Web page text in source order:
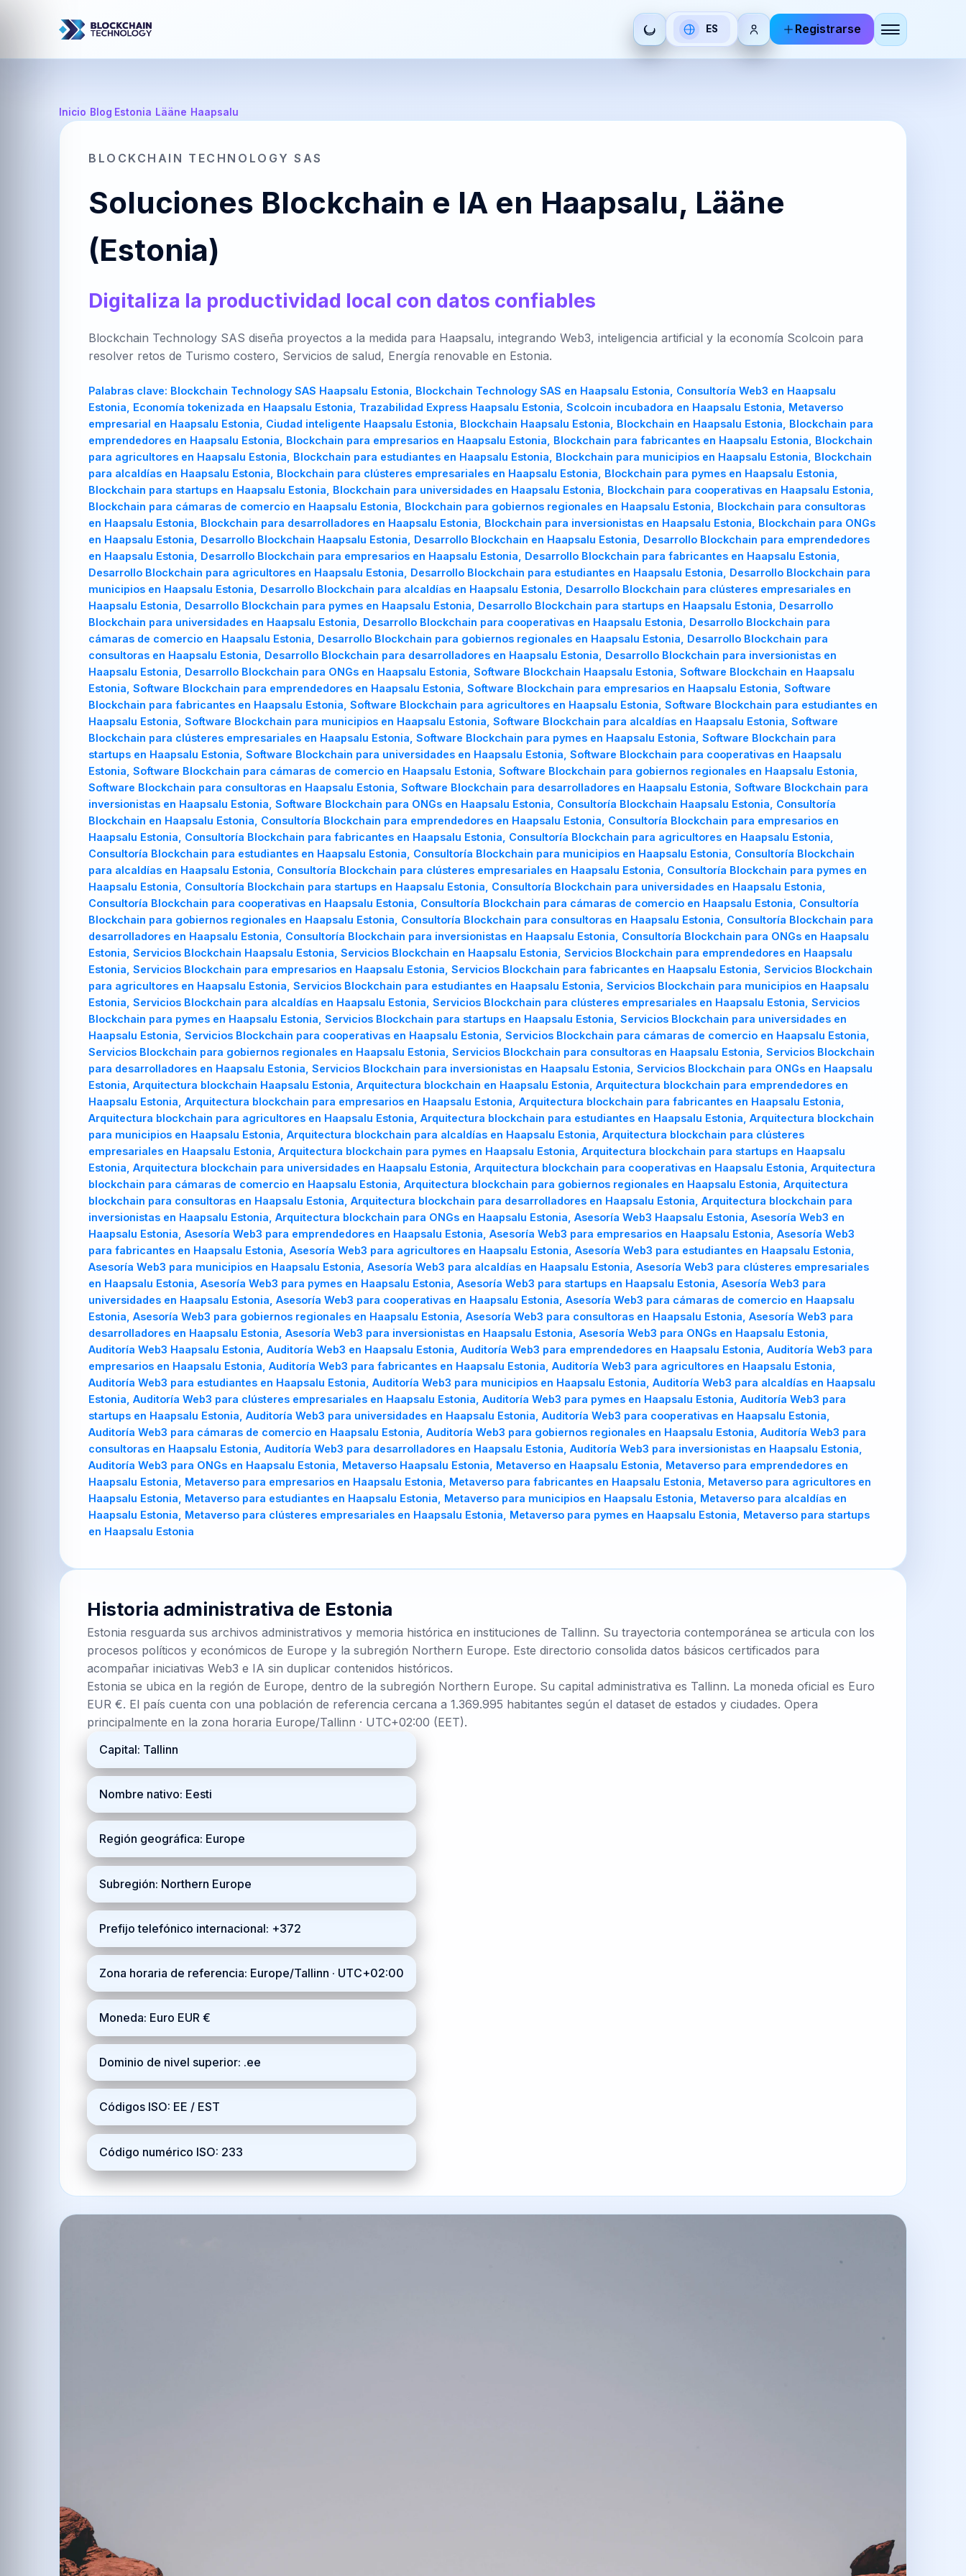
Seleccionar
idioma
ES
Español English Français हिन्दी Deutsch Русский
中文 日本語
PT
Português العربية
BR
Brezhoneg
KO
BR
Português
Hrvatski
TR
Türkçe
UK
Українська
PL
Polski
Registrarse
Inicio Blog Estonia Lääne Haapsalu
BLOCKCHAIN TECHNOLOGY SAS
Soluciones Blockchain e IA en Haapsalu, Lääne
(Estonia)
Digitaliza la productividad local con datos confiables
Blockchain Technology SAS diseña proyectos a la medida para Haapsalu, integrando Web3, inteligencia artificial y la economía Scolcoin para
resolver retos de Turismo costero, Servicios de salud, Energía renovable en Estonia.
Palabras clave: Blockchain Technology SAS Haapsalu Estonia, Blockchain Technology SAS en Haapsalu Estonia, Consultoría Web3 en Haapsalu
Estonia, Economía tokenizada en Haapsalu Estonia, Trazabilidad Express Haapsalu Estonia, Scolcoin incubadora en Haapsalu Estonia, Metaverso
empresarial en Haapsalu Estonia, Ciudad inteligente Haapsalu Estonia, Blockchain Haapsalu Estonia, Blockchain en Haapsalu Estonia, Blockchain para
emprendedores en Haapsalu Estonia, Blockchain para empresarios en Haapsalu Estonia, Blockchain para fabricantes en Haapsalu Estonia, Blockchain
para agricultores en Haapsalu Estonia, Blockchain para estudiantes en Haapsalu Estonia, Blockchain para municipios en Haapsalu Estonia, Blockchain
para alcaldías en Haapsalu Estonia, Blockchain para clústeres empresariales en Haapsalu Estonia, Blockchain para pymes en Haapsalu Estonia,
Blockchain para startups en Haapsalu Estonia, Blockchain para universidades en Haapsalu Estonia, Blockchain para cooperativas en Haapsalu Estonia,
Blockchain para cámaras de comercio en Haapsalu Estonia, Blockchain para gobiernos regionales en Haapsalu Estonia, Blockchain para consultoras
en Haapsalu Estonia, Blockchain para desarrolladores en Haapsalu Estonia, Blockchain para inversionistas en Haapsalu Estonia, Blockchain para ONGs
en Haapsalu Estonia, Desarrollo Blockchain Haapsalu Estonia, Desarrollo Blockchain en Haapsalu Estonia, Desarrollo Blockchain para emprendedores
en Haapsalu Estonia, Desarrollo Blockchain para empresarios en Haapsalu Estonia, Desarrollo Blockchain para fabricantes en Haapsalu Estonia,
Desarrollo Blockchain para agricultores en Haapsalu Estonia, Desarrollo Blockchain para estudiantes en Haapsalu Estonia, Desarrollo Blockchain para
municipios en Haapsalu Estonia, Desarrollo Blockchain para alcaldías en Haapsalu Estonia, Desarrollo Blockchain para clústeres empresariales en
Haapsalu Estonia, Desarrollo Blockchain para pymes en Haapsalu Estonia, Desarrollo Blockchain para startups en Haapsalu Estonia, Desarrollo
Blockchain para universidades en Haapsalu Estonia, Desarrollo Blockchain para cooperativas en Haapsalu Estonia, Desarrollo Blockchain para
cámaras de comercio en Haapsalu Estonia, Desarrollo Blockchain para gobiernos regionales en Haapsalu Estonia, Desarrollo Blockchain para
consultoras en Haapsalu Estonia, Desarrollo Blockchain para desarrolladores en Haapsalu Estonia, Desarrollo Blockchain para inversionistas en
Haapsalu Estonia, Desarrollo Blockchain para ONGs en Haapsalu Estonia, Software Blockchain Haapsalu Estonia, Software Blockchain en Haapsalu
Estonia, Software Blockchain para emprendedores en Haapsalu Estonia, Software Blockchain para empresarios en Haapsalu Estonia, Software
Blockchain para fabricantes en Haapsalu Estonia, Software Blockchain para agricultores en Haapsalu Estonia, Software Blockchain para estudiantes en
Haapsalu Estonia, Software Blockchain para municipios en Haapsalu Estonia, Software Blockchain para alcaldías en Haapsalu Estonia, Software
Blockchain para clústeres empresariales en Haapsalu Estonia, Software Blockchain para pymes en Haapsalu Estonia, Software Blockchain para
startups en Haapsalu Estonia, Software Blockchain para universidades en Haapsalu Estonia, Software Blockchain para cooperativas en Haapsalu
Estonia, Software Blockchain para cámaras de comercio en Haapsalu Estonia, Software Blockchain para gobiernos regionales en Haapsalu Estonia,
Software Blockchain para consultoras en Haapsalu Estonia, Software Blockchain para desarrolladores en Haapsalu Estonia, Software Blockchain para
inversionistas en Haapsalu Estonia, Software Blockchain para ONGs en Haapsalu Estonia, Consultoría Blockchain Haapsalu Estonia, Consultoría
Blockchain en Haapsalu Estonia, Consultoría Blockchain para emprendedores en Haapsalu Estonia, Consultoría Blockchain para empresarios en
Haapsalu Estonia, Consultoría Blockchain para fabricantes en Haapsalu Estonia, Consultoría Blockchain para agricultores en Haapsalu Estonia,
Consultoría Blockchain para estudiantes en Haapsalu Estonia, Consultoría Blockchain para municipios en Haapsalu Estonia, Consultoría Blockchain
para alcaldías en Haapsalu Estonia, Consultoría Blockchain para clústeres empresariales en Haapsalu Estonia, Consultoría Blockchain para pymes en
Haapsalu Estonia, Consultoría Blockchain para startups en Haapsalu Estonia, Consultoría Blockchain para universidades en Haapsalu Estonia,
Consultoría Blockchain para cooperativas en Haapsalu Estonia, Consultoría Blockchain para cámaras de comercio en Haapsalu Estonia, Consultoría
Blockchain para gobiernos regionales en Haapsalu Estonia, Consultoría Blockchain para consultoras en Haapsalu Estonia, Consultoría Blockchain para
desarrolladores en Haapsalu Estonia, Consultoría Blockchain para inversionistas en Haapsalu Estonia, Consultoría Blockchain para ONGs en Haapsalu
Estonia, Servicios Blockchain Haapsalu Estonia, Servicios Blockchain en Haapsalu Estonia, Servicios Blockchain para emprendedores en Haapsalu
Estonia, Servicios Blockchain para empresarios en Haapsalu Estonia, Servicios Blockchain para fabricantes en Haapsalu Estonia, Servicios Blockchain
para agricultores en Haapsalu Estonia, Servicios Blockchain para estudiantes en Haapsalu Estonia, Servicios Blockchain para municipios en Haapsalu
Estonia, Servicios Blockchain para alcaldías en Haapsalu Estonia, Servicios Blockchain para clústeres empresariales en Haapsalu Estonia, Servicios
Blockchain para pymes en Haapsalu Estonia, Servicios Blockchain para startups en Haapsalu Estonia, Servicios Blockchain para universidades en
Haapsalu Estonia, Servicios Blockchain para cooperativas en Haapsalu Estonia, Servicios Blockchain para cámaras de comercio en Haapsalu Estonia,
Servicios Blockchain para gobiernos regionales en Haapsalu Estonia, Servicios Blockchain para consultoras en Haapsalu Estonia, Servicios Blockchain
para desarrolladores en Haapsalu Estonia, Servicios Blockchain para inversionistas en Haapsalu Estonia, Servicios Blockchain para ONGs en Haapsalu
Estonia, Arquitectura blockchain Haapsalu Estonia, Arquitectura blockchain en Haapsalu Estonia, Arquitectura blockchain para emprendedores en
Haapsalu Estonia, Arquitectura blockchain para empresarios en Haapsalu Estonia, Arquitectura blockchain para fabricantes en Haapsalu Estonia,
Arquitectura blockchain para agricultores en Haapsalu Estonia, Arquitectura blockchain para estudiantes en Haapsalu Estonia, Arquitectura blockchain
para municipios en Haapsalu Estonia, Arquitectura blockchain para alcaldías en Haapsalu Estonia, Arquitectura blockchain para clústeres
empresariales en Haapsalu Estonia, Arquitectura blockchain para pymes en Haapsalu Estonia, Arquitectura blockchain para startups en Haapsalu
Estonia, Arquitectura blockchain para universidades en Haapsalu Estonia, Arquitectura blockchain para cooperativas en Haapsalu Estonia, Arquitectura
blockchain para cámaras de comercio en Haapsalu Estonia, Arquitectura blockchain para gobiernos regionales en Haapsalu Estonia, Arquitectura
blockchain para consultoras en Haapsalu Estonia, Arquitectura blockchain para desarrolladores en Haapsalu Estonia, Arquitectura blockchain para
inversionistas en Haapsalu Estonia, Arquitectura blockchain para ONGs en Haapsalu Estonia, Asesoría Web3 Haapsalu Estonia, Asesoría Web3 en
Haapsalu Estonia, Asesoría Web3 para emprendedores en Haapsalu Estonia, Asesoría Web3 para empresarios en Haapsalu Estonia, Asesoría Web3
para fabricantes en Haapsalu Estonia, Asesoría Web3 para agricultores en Haapsalu Estonia, Asesoría Web3 para estudiantes en Haapsalu Estonia,
Asesoría Web3 para municipios en Haapsalu Estonia, Asesoría Web3 para alcaldías en Haapsalu Estonia, Asesoría Web3 para clústeres empresariales
en Haapsalu Estonia, Asesoría Web3 para pymes en Haapsalu Estonia, Asesoría Web3 para startups en Haapsalu Estonia, Asesoría Web3 para
universidades en Haapsalu Estonia, Asesoría Web3 para cooperativas en Haapsalu Estonia, Asesoría Web3 para cámaras de comercio en Haapsalu
Estonia, Asesoría Web3 para gobiernos regionales en Haapsalu Estonia, Asesoría Web3 para consultoras en Haapsalu Estonia, Asesoría Web3 para
desarrolladores en Haapsalu Estonia, Asesoría Web3 para inversionistas en Haapsalu Estonia, Asesoría Web3 para ONGs en Haapsalu Estonia,
Auditoría Web3 Haapsalu Estonia, Auditoría Web3 en Haapsalu Estonia, Auditoría Web3 para emprendedores en Haapsalu Estonia, Auditoría Web3 para
empresarios en Haapsalu Estonia, Auditoría Web3 para fabricantes en Haapsalu Estonia, Auditoría Web3 para agricultores en Haapsalu Estonia,
Auditoría Web3 para estudiantes en Haapsalu Estonia, Auditoría Web3 para municipios en Haapsalu Estonia, Auditoría Web3 para alcaldías en Haapsalu
Estonia, Auditoría Web3 para clústeres empresariales en Haapsalu Estonia, Auditoría Web3 para pymes en Haapsalu Estonia, Auditoría Web3 para
startups en Haapsalu Estonia, Auditoría Web3 para universidades en Haapsalu Estonia, Auditoría Web3 para cooperativas en Haapsalu Estonia,
Auditoría Web3 para cámaras de comercio en Haapsalu Estonia, Auditoría Web3 para gobiernos regionales en Haapsalu Estonia, Auditoría Web3 para
consultoras en Haapsalu Estonia, Auditoría Web3 para desarrolladores en Haapsalu Estonia, Auditoría Web3 para inversionistas en Haapsalu Estonia,
Auditoría Web3 para ONGs en Haapsalu Estonia, Metaverso Haapsalu Estonia, Metaverso en Haapsalu Estonia, Metaverso para emprendedores en
Haapsalu Estonia, Metaverso para empresarios en Haapsalu Estonia, Metaverso para fabricantes en Haapsalu Estonia, Metaverso para agricultores en
Haapsalu Estonia, Metaverso para estudiantes en Haapsalu Estonia, Metaverso para municipios en Haapsalu Estonia, Metaverso para alcaldías en
Haapsalu Estonia, Metaverso para clústeres empresariales en Haapsalu Estonia, Metaverso para pymes en Haapsalu Estonia, Metaverso para startups
en Haapsalu Estonia
Historia administrativa de Estonia
Estonia resguarda sus archivos administrativos y memoria histórica en instituciones de Tallinn. Su trayectoria contemporánea se articula con los
procesos políticos y económicos de Europe y la subregión Northern Europe. Este directorio consolida datos básicos certificados para
acompañar iniciativas Web3 e IA sin duplicar contenidos históricos.
Estonia se ubica en la región de Europe, dentro de la subregión Northern Europe. Su capital administrativa es Tallinn. La moneda oficial es Euro
EUR €. El país cuenta con una población de referencia cercana a 1.369.995 habitantes según el dataset de estados y ciudades. Opera
principalmente en la zona horaria Europe/Tallinn · UTC+02:00 (EET).
Capital: Tallinn
Nombre nativo: Eesti
Región geográfica: Europe
Subregión: Northern Europe
Prefijo telefónico internacional: +372
Zona horaria de referencia: Europe/Tallinn · UTC+02:00
Moneda: Euro EUR €
Dominio de nivel superior: .ee
Códigos ISO: EE / EST
Código numérico ISO: 233